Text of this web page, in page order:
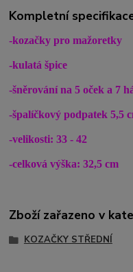
Kompletní
-kozačky pro mažoretky
-kulatá špice
-šněrování na 5 oček a 7
-špalíčkový podpatek 5,5
-velikosti: 33 - 42
-celková výška: 32,5 cm
Zboží zařazeno v
KOZAČKY STŘEDNÍ